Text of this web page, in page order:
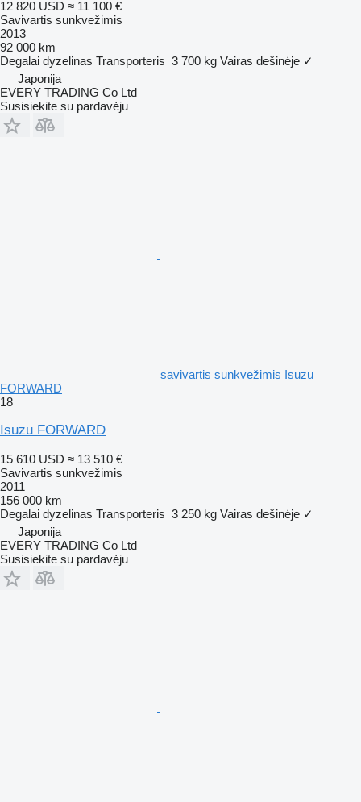
12 820 USD ≈ 11 100 €
Savivartis sunkvežimis
2013
92 000 km
Degalai dyzelinas Transporteris 3 700 kg Vairas dešinėje ✓
Japonija
EVERY TRADING Co Ltd
Susisiekite su pardavėju
savivartis sunkvežimis Isuzu
FORWARD
18
Isuzu FORWARD
15 610 USD ≈ 13 510 €
Savivartis sunkvežimis
2011
156 000 km
Degalai dyzelinas Transporteris 3 250 kg Vairas dešinėje ✓
Japonija
EVERY TRADING Co Ltd
Susisiekite su pardavėju